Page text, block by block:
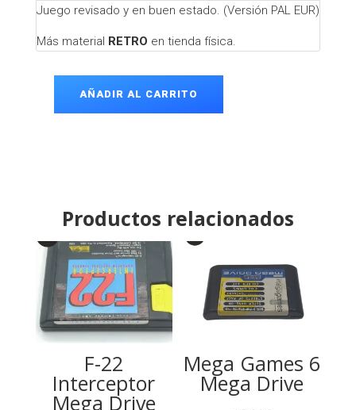
Juego revisado y en buen estado. (Versión PAL EUR)
Más material RETRO en tienda física.
AÑADIR AL CARRITO
Productos relacionados
F-22
Interceptor
Mega Drive
Mega Games 6
Mega Drive